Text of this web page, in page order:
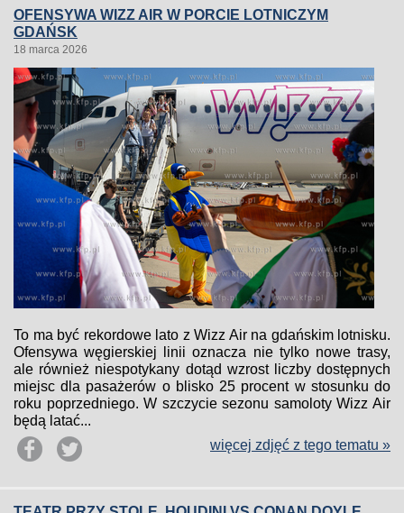
OFENSYWA WIZZ AIR W PORCIE LOTNICZYM
GDAŃSK
18 marca 2026
To ma być rekordowe lato z Wizz Air na gdańskim lotnisku.
Ofensywa węgierskiej linii oznacza nie tylko nowe trasy,
ale również niespotykany dotąd wzrost liczby dostępnych
miejsc dla pasażerów o blisko 25 procent w stosunku do
roku poprzedniego. W szczycie sezonu samoloty Wizz Air
będą latać...
więcej zdjęć z tego tematu »